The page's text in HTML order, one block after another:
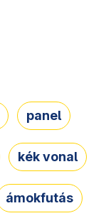
panel
kék vonal
ámokfutás